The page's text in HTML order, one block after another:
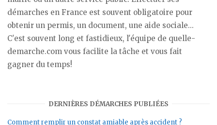
démarches en France est souvent obligatoire pour
obtenir un permis, un document, une aide sociale...
C'est souvent long et fastidieux, l'équipe de quelle-
demarche.com vous facilite la tâche et vous fait
gagner du temps!
DERNIÈRES DÉMARCHES PUBLIÉES
Comment remplir un constat amiable après accident ?